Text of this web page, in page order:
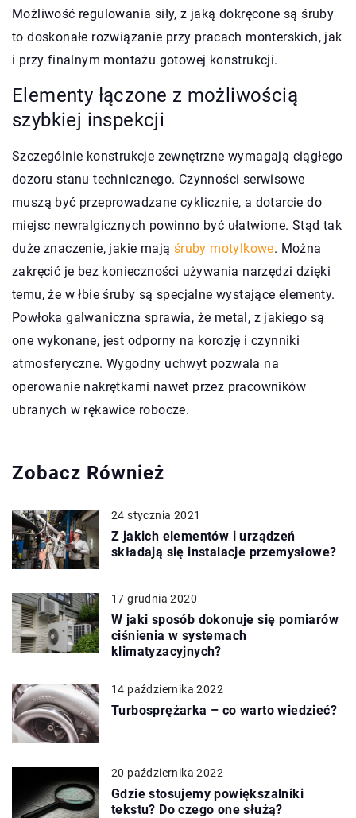
Możliwość regulowania siły, z jaką dokręcone są śruby
to doskonałe rozwiązanie przy pracach monterskich, jak
i przy finalnym montażu gotowej konstrukcji.
Elementy łączone z możliwością
szybkiej inspekcji
Szczególnie konstrukcje zewnętrzne wymagają ciągłego
dozoru stanu technicznego. Czynności serwisowe
muszą być przeprowadzane cyklicznie, a dotarcie do
miejsc newralgicznych powinno być ułatwione. Stąd tak
duże znaczenie, jakie mają śruby motylkowe. Można
zakręcić je bez konieczności używania narzędzi dzięki
temu, że w łbie śruby są specjalne wystające elementy.
Powłoka galwaniczna sprawia, że metal, z jakiego są
one wykonane, jest odporny na korozję i czynniki
atmosferyczne. Wygodny uchwyt pozwala na
operowanie nakrętkami nawet przez pracowników
ubranych w rękawice robocze.
Zobacz Również
24 stycznia 2021
Z jakich elementów i urządzeń
składają się instalacje przemysłowe?
17 grudnia 2020
W jaki sposób dokonuje się pomiarów
ciśnienia w systemach
klimatyzacyjnych?
14 października 2022
Turbosprężarka – co warto wiedzieć?
20 października 2022
Gdzie stosujemy powiększalniki
tekstu? Do czego one służą?